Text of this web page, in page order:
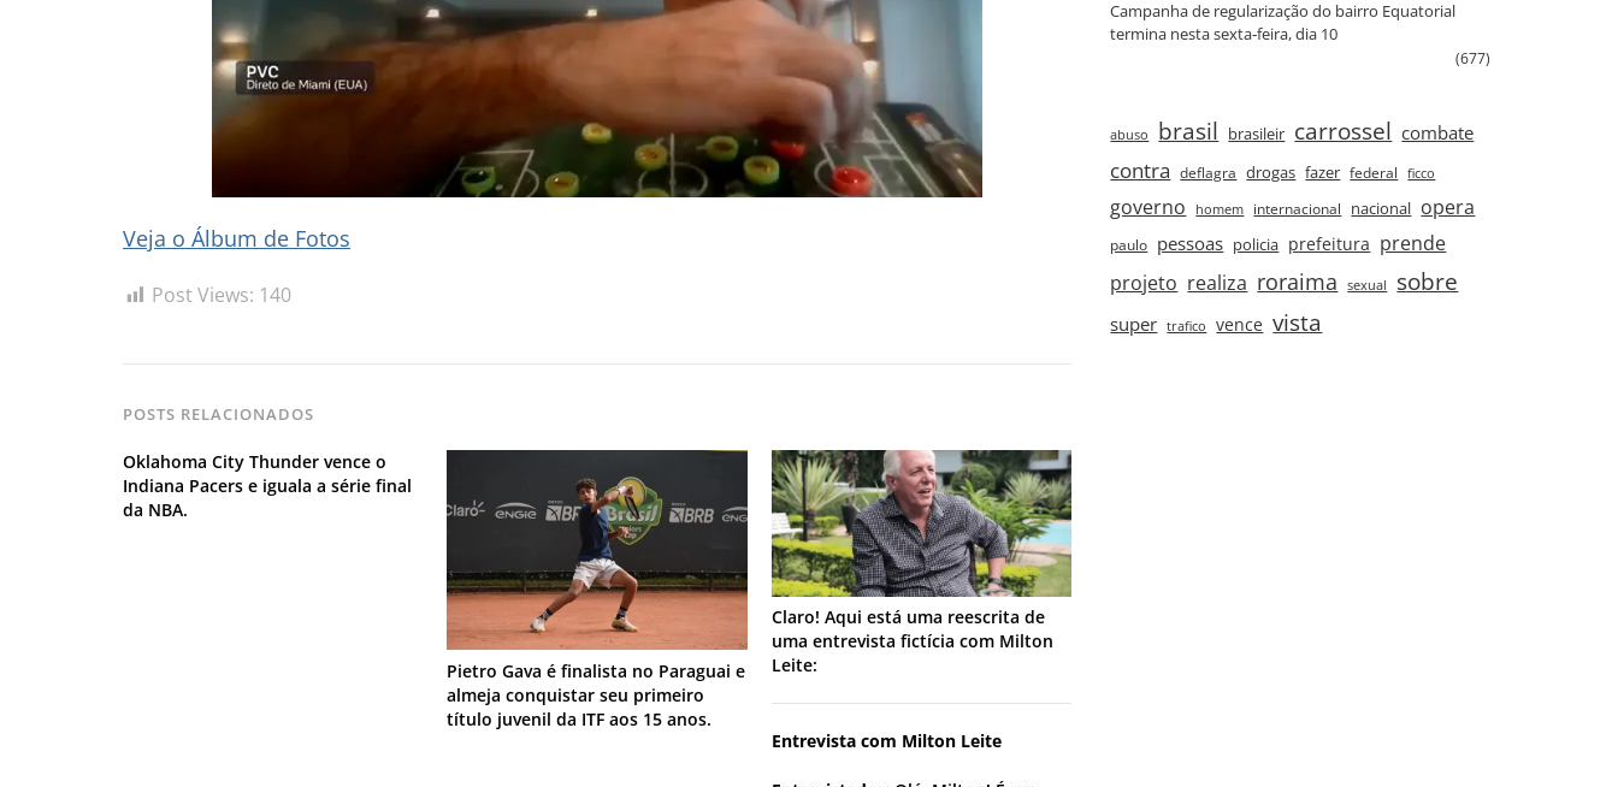
Veja o Álbum de Fotos
Post Views: 140
POSTS RELACIONADOS
Oklahoma City Thunder vence o
Indiana Pacers e iguala a série final
da NBA.
Pietro Gava é finalista no Paraguai e
almeja conquistar seu primeiro
título juvenil da ITF aos 15 anos.
Claro! Aqui está uma reescrita de
uma entrevista fictícia com Milton
Leite:
Entrevista com Milton Leite
Campanha de regularização do bairro Equatorial
termina nesta sexta‑feira, dia 10
(677)
abuso brasil brasileir carrossel combate
contra deflagra drogas fazer federal ficco
governo homem internacional nacional opera
paulo pessoas policia prefeitura prende
projeto realiza roraima sexual sobre
super trafico vence vista